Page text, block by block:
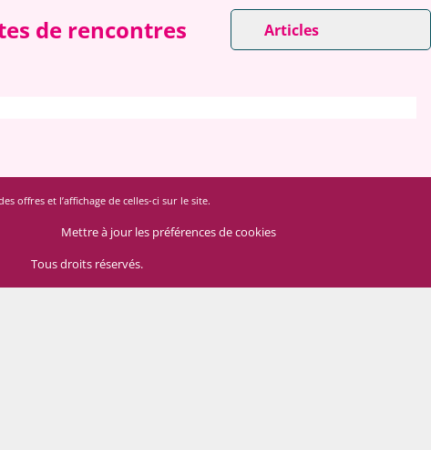
de rencontres Articles
offres et l’affichage de celles-ci sur le site.
Mettre à jour les préférences de cookies
Tous droits réservés.